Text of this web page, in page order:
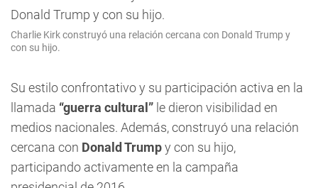
Charlie Kirk construyó una relación cercana con Donald Trump y
con su hijo.
Su estilo confrontativo y su participación activa en la
llamada “guerra cultural” le dieron visibilidad en
medios nacionales. Además, construyó una relación
cercana con Donald Trumpy con su hijo,
participando activamente en la campaña